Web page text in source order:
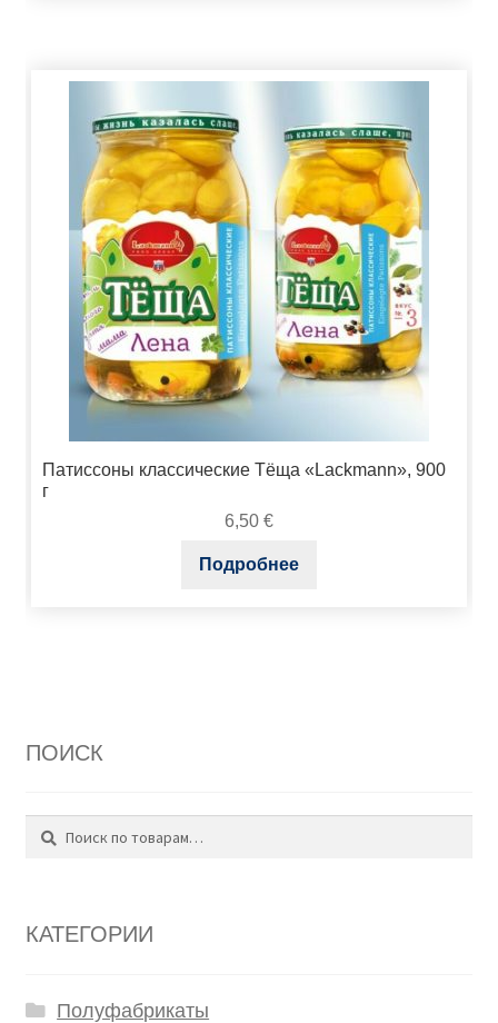
Патиссоны классические Тёща «Lackmann», 900
г
6,50 €
Подробнее
ПОИСК
Поиск
КАТЕГОРИИ
Полуфабрикаты